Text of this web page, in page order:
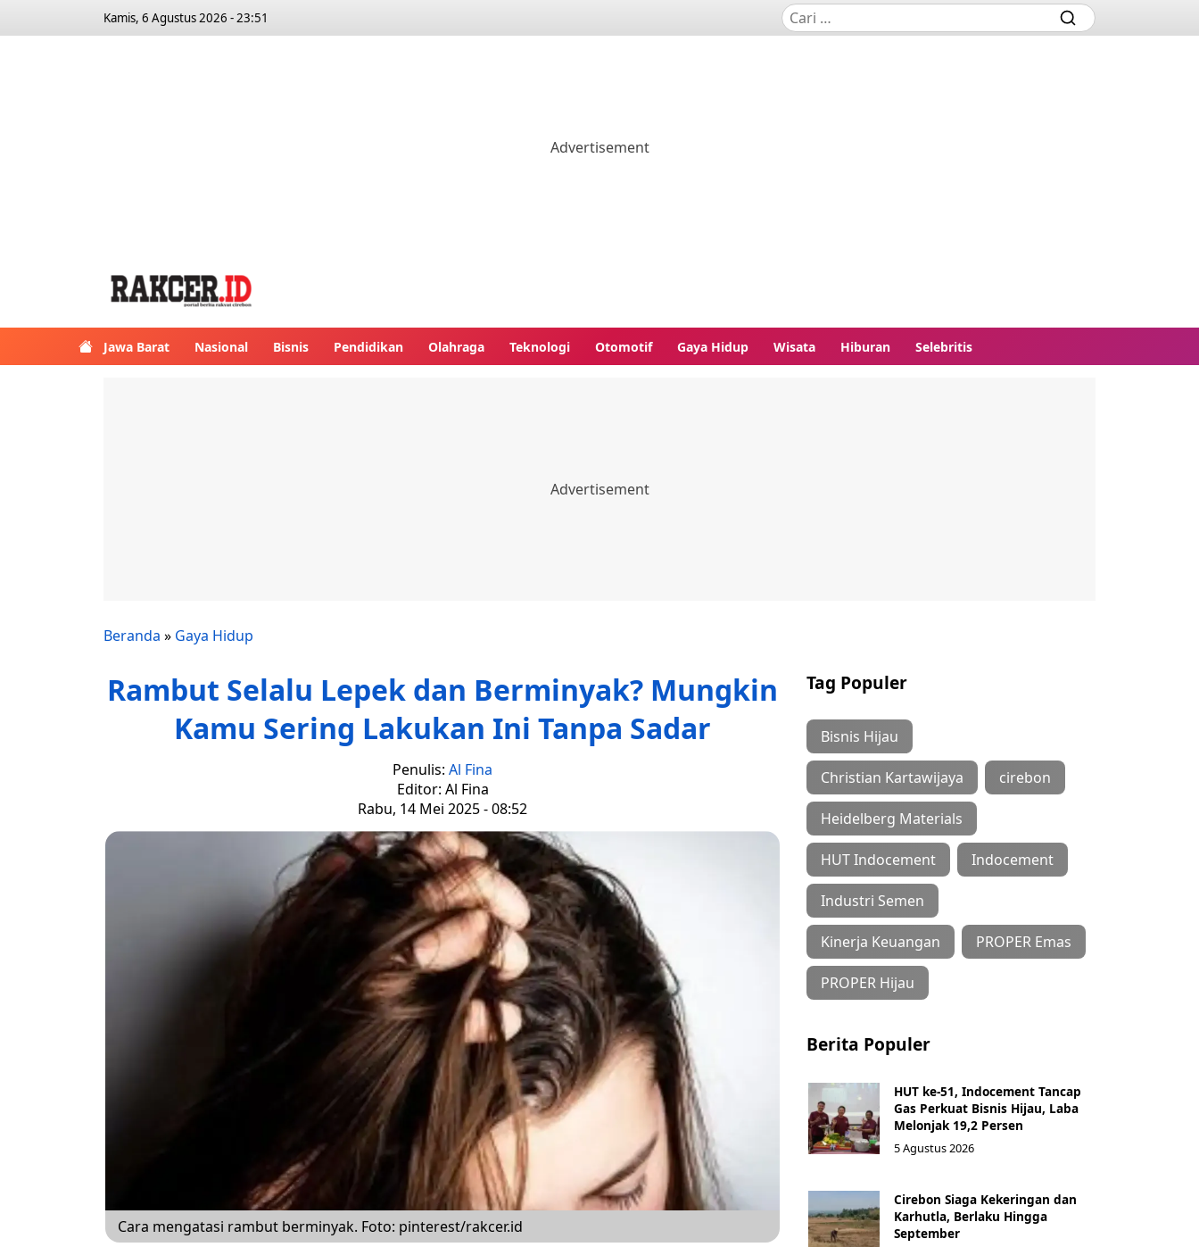
Kamis, 6 Agustus 2026 - 23:51
Jawa Barat Nasional Bisnis Pendidikan Olahraga Teknologi Otomotif Gaya Hidup Wisata Hiburan Selebritis
Beranda » Gaya Hidup
Rambut Selalu Lepek dan Berminyak? Mungkin
Kamu Sering Lakukan Ini Tanpa Sadar
Penulis: Al Fina
Editor: Al Fina
Rabu, 14 Mei 2025 - 08:52
Cara mengatasi rambut berminyak. Foto: pinterest/rakcer.id
Tag Populer
Bisnis Hijau
Christian Kartawijaya cirebon
Heidelberg Materials
HUT Indocement Indocement
Industri Semen
Kinerja Keuangan PROPER Emas
PROPER Hijau
Berita Populer
HUT ke-51, Indocement Tancap
Gas Perkuat Bisnis Hijau, Laba
Melonjak 19,2 Persen
5 Agustus 2026
Cirebon Siaga Kekeringan dan
Karhutla, Berlaku Hingga
September